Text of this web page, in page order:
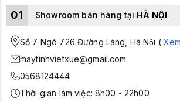
01 Showroom bán hàng tại HÀ NỘI
Số 7 Ngõ 726 Đường Láng, Hà Nội (
maytinhvietxue@gmail.com
0568124444
Thời gian làm việc: 8h00 - 22h00